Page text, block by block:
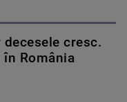
decesele cresc.
România